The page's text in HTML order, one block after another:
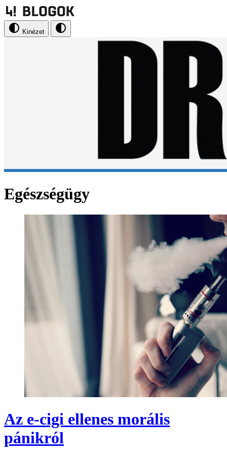
Kinézet
Egészségügy
Az e-cigi ellenes morális
pánikról